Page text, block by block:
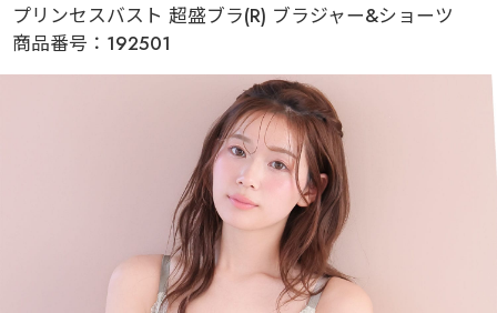
プリンセスバスト 超盛ブラ(R) ブラジャー&ショーツ
商品番号： 192501